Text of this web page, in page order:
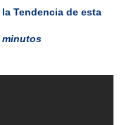
Tendencia de esta
minutos